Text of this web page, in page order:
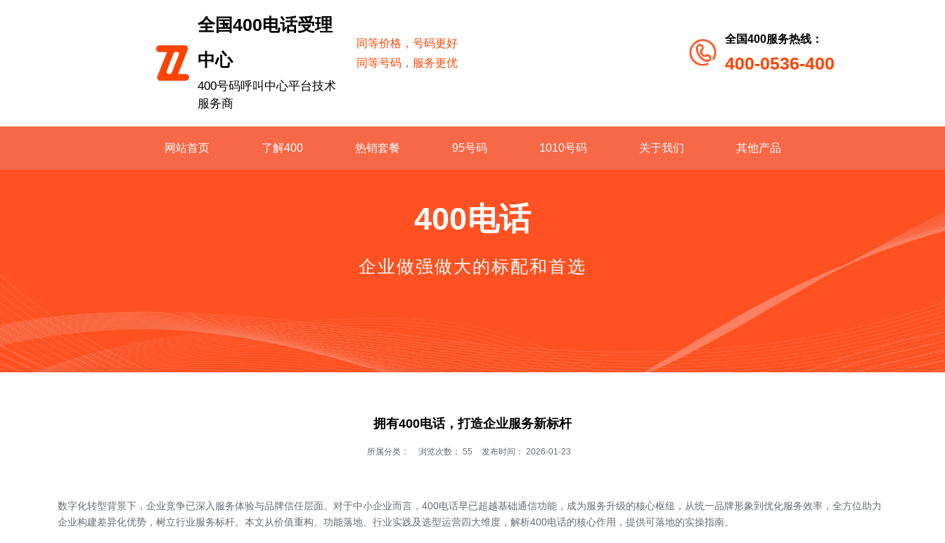
全国400电话受理
中心
400号码呼叫中心平台技术
服务商
同等价格，号码更好
同等号码，服务更优
全国400服务热线：
400-0536-400
网站首页 了解400 热销套餐 95号码 1010号码 关于我们 其他产品
400电话
企业做强做大的标配和首选
拥有400电话，打造企业服务新标杆
所属分类： 浏览次数： 55 发布时间： 2026-01-23
数字化转型背景下，企业竞争已深入服务体验与品牌信任层面。对于中小企业而言，400电话早已超越基础通信功能，成为服务升级的核心枢纽，从统一品牌形象到优化服务效率，全方位助力
企业构建差异化优势，树立行业服务标杆。本文从价值重构、功能落地、行业实践及选型运营四大维度，解析400电话的核心作用，提供可落地的实操指南。